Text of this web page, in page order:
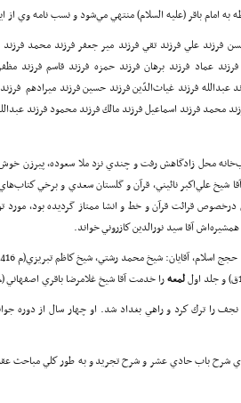
به امام باقر (علیه السلام) منتهي مي‌شود و نسب نامه وي از
فرزند علي فرزند تقي فرزند مير جعفر فرزند محمد
عماد فرزند برهان فرزند حمزه فرزند قاسم فرزند
عبدالله فرزند غياث‌الدّين فرزند حسين فرزند ميرادهم
محمد فرزند اسماعيل فرزند مالك فرزند محمود فرزند
محل زادگاهش رفت و چندي نزد ملا سعوده، پيرزن
علي‌اكبر نائيني، قرآن و گلستان سعدي و برخي
قرائت قرآن و خط و انشا ممتاز گرديده بود،
آقا سيد نورالدين كازروني خواند.
لمعهرا خدمت آقا شيخ غلامرضا باقري اصفهاني (م 1427ق)
را ترك كرد و راهي بغداد شد. او چهار سال از دوره